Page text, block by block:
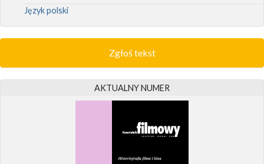
Język polski
Zgłoś tekst
AKTUALNY NUMER